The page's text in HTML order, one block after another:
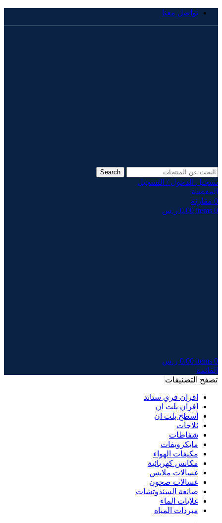
تواصل معنا
Search
تسجيل الدخول / التسجيل
المفضلة
0 مقارنة
0
items
0.00 ر.س
0
items
0.00 ر.س
القائمة
تصفح التصنيفات
افران فري ستاند
افران بلت ان
أسطح بلت ان
ثلاجات
شفاطات
مايكرويفات
مكيفات الهواء
مكانس كهربائية
غسالات ملابس
غسالات صحون
صانعة السندوتشات
غلايات الماء
مبردات المياه